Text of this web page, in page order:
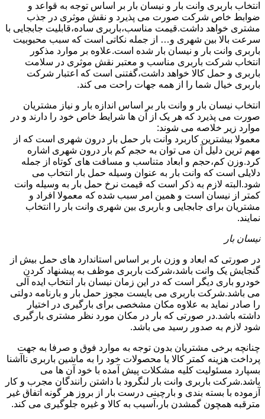
انتخاب باربری وانت بار و نیسان بار بر اساس توجه به قواعد و
ضوابط خاص شرکت صورت می پذیرد و نقش موثری در جذب
مشتری خواهد داشت.قیمت مناسب،باربری ساده،قابلیت جابجایی با
سرعت بالا بین شهری و… از جمله نکاتی است که سبب محبوبیت
باربری وانت بار و نیسان بار شده است.علاوه بر موارد مذکور
انتخاب شرکت باربری مناسب و معتبر نقش موثری در سلامت
باربری و حمل کالا خواهد داشت،گفتنی است که اعتبار شرکت
باربری خیال شما را از همه جهات راحت می کند.
انتخاب نیسان بار و وانت بار بر اساس اندازه بار و نیاز مشتریان
صورت می پذیرد که هر یک از آن ها شرایط خاص خود را دارند و در
موارد زیر خلاصه می شوند:
معمولا بیشترین کاربرد وانت بار حمل بار درون شهری است که از
مهم ترین دلیل آن می توان به حجم کم بار درون شهری اشاره
کرد.وزن کم،حجم و ابعاد متناسب و مسافت های کوتاه از جمله
دلایلی است که وانت بار به عنوان وسیله حمل بار انتخاب می
شود.البته لازم به ذکر است که قیمت نرخ حمل بار به وسیله وانت
کمتر از نیسان است و همین امر سبب شده که معمولا افراد و
مشتریان برای جابجایی و باربری بین شهری وانت بار را انتخاب
نمایند.
نیسان بار
در صورتی که ابعاد و وزن بار بر اساس استاندارد های حمل بیش از
گنجایش یک وانت باشد،شرکت باربری موظف به پیشنهاد کردن
خودرو باری دیگر است که در این زمان نیسان بار انتخاب ایده آلی
می باشد.شرکت باربری می بایست مجوز حمل بار و بارنامه دولتی
را صادر نماید به علاوه مکان مشخصی برای بارگیری در اختیار
داشته باشد.در صورتی که بار در مکان مورد نظر مشتری بارگیری
شود لازم به صدور رسید می باشد.
چنانچه برخی مشتریان بدون توجه به موارد فوق و صرفا به جهت
پرداخت هزینه کمتر کالا یا محصولات خود را به ماشین باربری ناآشنا
بسپارد مسئولیت کلیه مشکلات پیش آمده با خود آن ها می
باشد.شرکت باربری وانت بار لنگرود با داشتن رانندگان مجرب و کار
آزموده با بسته بندی و بارچینی درست بار از بروز هر گونه اتفاق غیر
مترقبه همچون گمشدن بار،آسیب به کالا و غیره جلوگیری می کند.